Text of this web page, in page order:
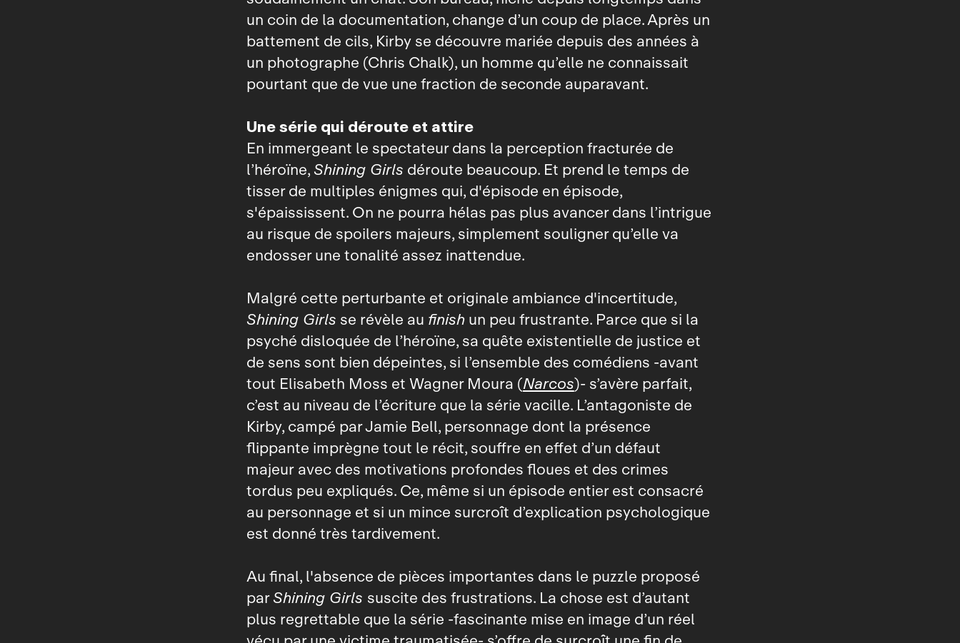
un coin de la documentation, change d’un coup de place. Après un
battement de cils, Kirby se découvre mariée depuis des années à
un photographe (Chris Chalk), un homme qu’elle ne connaissait
pourtant que de vue une fraction de seconde auparavant.
Une série qui déroute et attire
En immergeant le spectateur dans la perception fracturée de
l’héroïne,Shining Girls déroute beaucoup. Et prend le temps de
tisser de multiples énigmes qui, d'épisode en épisode,
s'épaississent. On ne pourra hélas pas plus avancer dans l’intrigue
au risque de spoilers majeurs, simplement souligner qu’elle va
endosser une tonalité assez inattendue.
Malgré cette perturbante et originale ambiance d'incertitude,
Shining Girls se révèle au finishun peu frustrante. Parce que si la
psyché disloquée de l’héroïne, sa quête existentielle de justice et
de sens sont bien dépeintes, si l’ensemble des comédiens ‑avant
tout Elisabeth Moss et Wagner Moura (Narcos)‑ s’avère parfait,
c’est au niveau de l’écriture que la série vacille. L’antagoniste de
Kirby, campé par Jamie Bell, personnage dont la présence
flippante imprègne tout le récit, souffre en effet d’un défaut
majeur avec des motivations profondes floues et des crimes
tordus peu expliqués. Ce, même si un épisode entier est consacré
au personnage et si un mince surcroît d’explication psychologique
est donné très tardivement.
Au final, l'absence de pièces importantes dans le puzzle proposé
parShining Girls suscite des frustrations. La chose est d’autant
plus regrettable que la série ‑fascinante mise en image d’un réel